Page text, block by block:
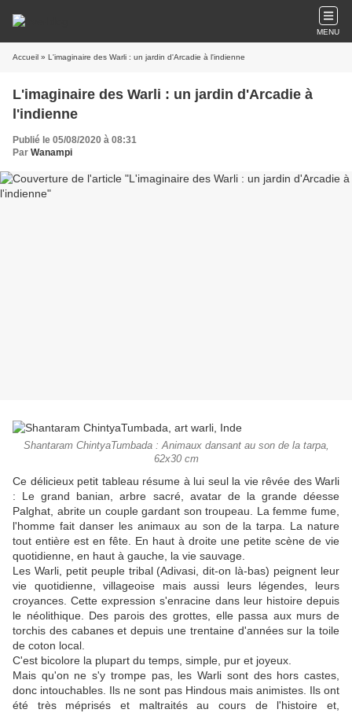
MENU
Accueil » L'imaginaire des Warli : un jardin d'Arcadie à l'indienne
L'imaginaire des Warli : un jardin d'Arcadie à
l'indienne
Publié le 05/08/2020 à 08:31
Par Wanampi
Shantaram ChintyaTumbada : Animaux dansant au son de la tarpa,
62x30 cm
Ce délicieux petit tableau résume à lui seul la vie rêvée des Warli
: Le grand banian, arbre sacré, avatar de la grande déesse
Palghat, abrite un couple gardant son troupeau. La femme fume,
l'homme fait danser les animaux au son de la tarpa. La nature
tout entière est en fête. En haut à droite une petite scène de vie
quotidienne, en haut à gauche, la vie sauvage.
Les Warli, petit peuple tribal (Adivasi, dit-on là-bas) peignent leur
vie quotidienne, villageoise mais aussi leurs légendes, leurs
croyances. Cette expression s'enracine dans leur histoire depuis
le néolithique. Des parois des grottes, elle passa aux murs de
torchis des cabanes et depuis une trentaine d'années sur la toile
de coton local.
C'est bicolore la plupart du temps, simple, pur et joyeux.
Mais qu'on ne s'y trompe pas, les Warli sont des hors castes,
donc intouchables. Ils ne sont pas Hindous mais animistes. Ils ont
été très méprisés et maltraités au cours de l'histoire et,